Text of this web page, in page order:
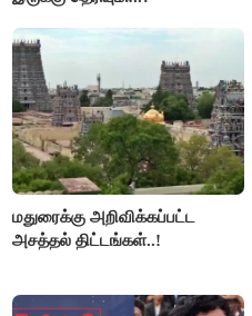
மதுரைக்கு அறிவிக்கப்பட்ட
அசத்தல் திட்டங்கள்..!